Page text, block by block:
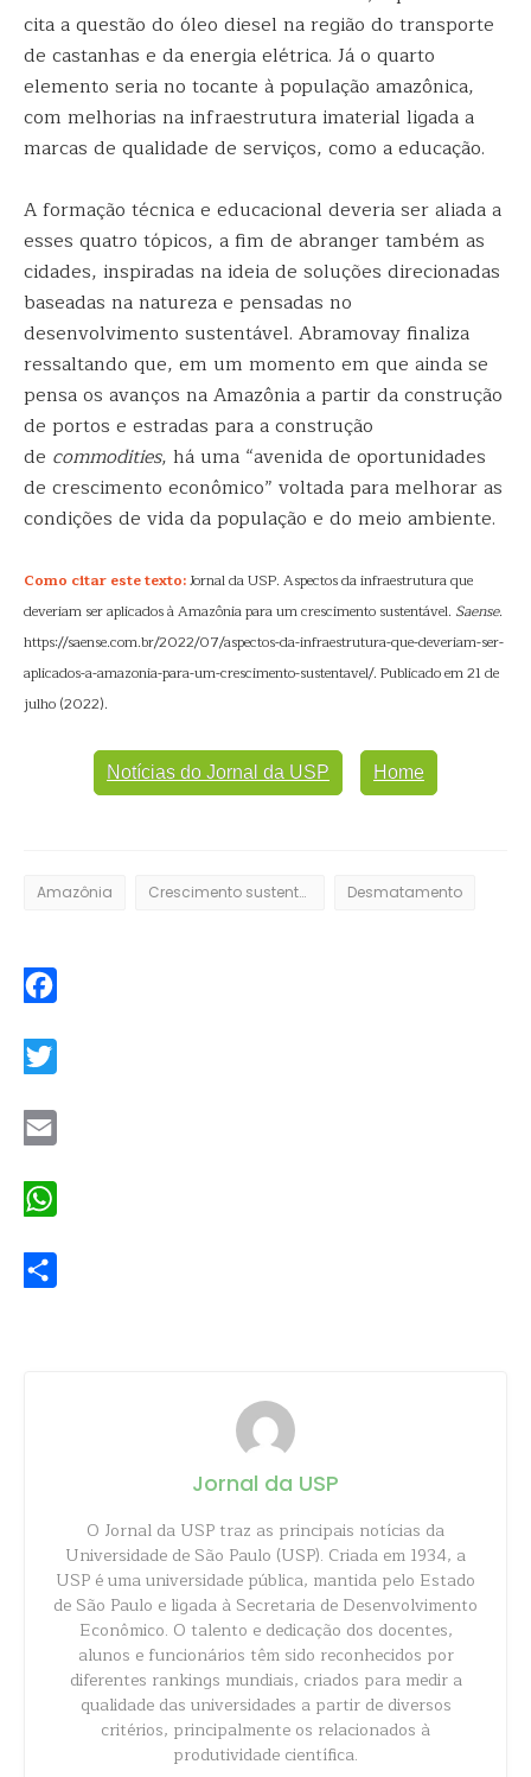
cita a questão do óleo diesel na região do transporte
de castanhas e da energia elétrica. Já o quarto
elemento seria no tocante à população amazônica,
com melhorias na infraestrutura imaterial ligada a
marcas de qualidade de serviços, como a educação.
A formação técnica e educacional deveria ser aliada a
esses quatro tópicos, a fim de abranger também as
cidades, inspiradas na ideia de soluções direcionadas
baseadas na natureza e pensadas no
desenvolvimento sustentável. Abramovay finaliza
ressaltando que, em um momento em que ainda se
pensa os avanços na Amazônia a partir da construção
de portos e estradas para a construção
de commodities, há uma “avenida de oportunidades
de crescimento econômico” voltada para melhorar as
condições de vida da população e do meio ambiente.
Como citar este texto:Jornal da USP. Aspectos da infraestrutura que
deveriam ser aplicados à Amazônia para um crescimento sustentável. Saense.
https://saense.com.br/2022/07/aspectos-da-infraestrutura-que-deveriam-ser-
aplicados-a-amazonia-para-um-crescimento-sustentavel/. Publicado em 21 de
julho (2022).
Notícias do Jornal da USP Home
Amazônia Crescimento sustentável Desmatamento
Jornal da USP
O Jornal da USP traz as principais notícias da
Universidade de São Paulo (USP). Criada em 1934, a
USP é uma universidade pública, mantida pelo Estado
de São Paulo e ligada à Secretaria de Desenvolvimento
Econômico. O talento e dedicação dos docentes,
alunos e funcionários têm sido reconhecidos por
diferentes rankings mundiais, criados para medir a
qualidade das universidades a partir de diversos
critérios, principalmente os relacionados à
produtividade científica.